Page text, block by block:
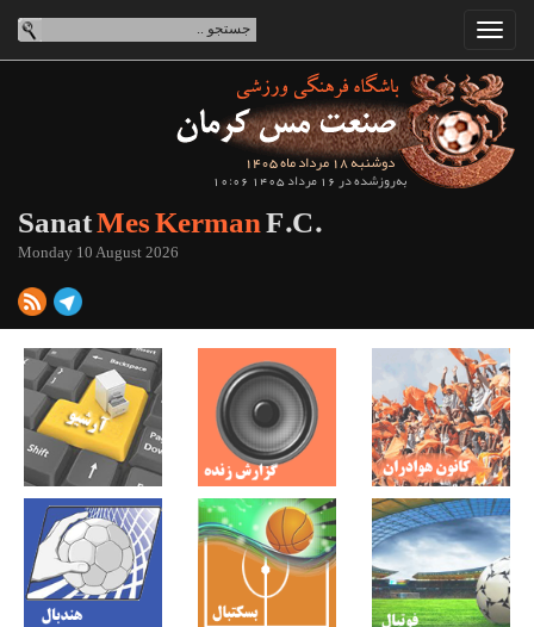
دوشنبه 18 مرداد ماه 1405
به‌روزشده در 16 مرداد 1405 10:06
SanatMes KermanF.C.
Monday 10 August 2026